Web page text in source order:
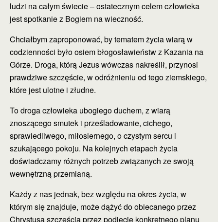
ludzi na całym świecie – ostatecznym celem człowieka
jest spotkanie z Bogiem na wieczność.
Chciałbym zaproponować, by tematemżycia wiarą w
codzienności było osiem błogosławieństw z Kazania na
Górze. Droga, którą Jezus wówczas nakreślił, przynosi
prawdziwe szczęście, w odróżnieniu od tego ziemskiego,
które jest ulotne i złudne.
To droga człowieka ubogiego duchem, z wiarą
znoszącego smutek i prześladowanie, cichego,
sprawiedliwego, miłosiernego, o czystym sercu i
szukającego pokoju. Na kolejnych etapach życia
doświadczamy różnych potrzeb związanych ze swoją
wewnętrzną przemianą.
Każdy z nas jednak, bez względu na okres życia, w
którym się znajduje, może dążyć doobiecanego przez
Chrystusa szczęścia przez podjęcie konkretnego planu